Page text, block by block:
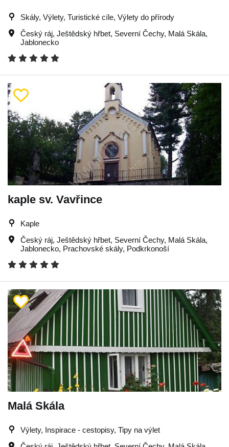
Skály, Výlety, Turistické cíle, Výlety do přírody
Český ráj, Ještědský hřbet, Severní Čechy, Malá Skála,
Jablonecko
kaple sv. Vavřince
Kaple
Český ráj, Ještědský hřbet, Severní Čechy, Malá Skála,
Jablonecko, Prachovské skály, Podkrkonoší
Malá Skála
Výlety, Inspirace - cestopisy, Tipy na výlet